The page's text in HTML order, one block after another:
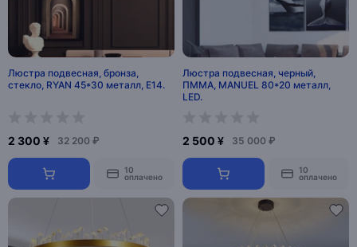
Люстра подвесная, бронза,
стекло, RYAN 45*30 металл, E14.
2 300 ¥ 32 200 ₽
10
оплачено
Люстра подвесная, черный,
ПММА, MANUEL 80*20 металл,
LED.
2 500 ¥ 35 000 ₽
10
оплачено